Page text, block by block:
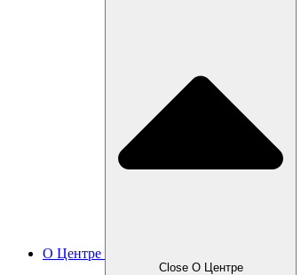
О Центре
Close О Центре